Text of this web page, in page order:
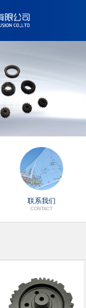
联系我们
CONTACT